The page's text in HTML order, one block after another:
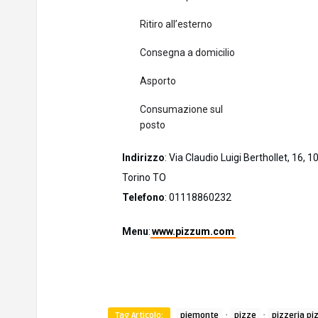
Ritiro all’esterno
Consegna a domicilio
Asporto
Consumazione sul
posto
Indirizzo: Via Claudio Luigi Berthollet, 16,
Torino TO
Telefono: 01118860232
Menu:www.pizzum.com
Tag Articolo: piemonte · pizze ·
pizzeria